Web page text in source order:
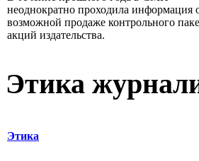
неоднократно проходила информация
возможной продаже контрольного
акций издательства.
Этика
Этика